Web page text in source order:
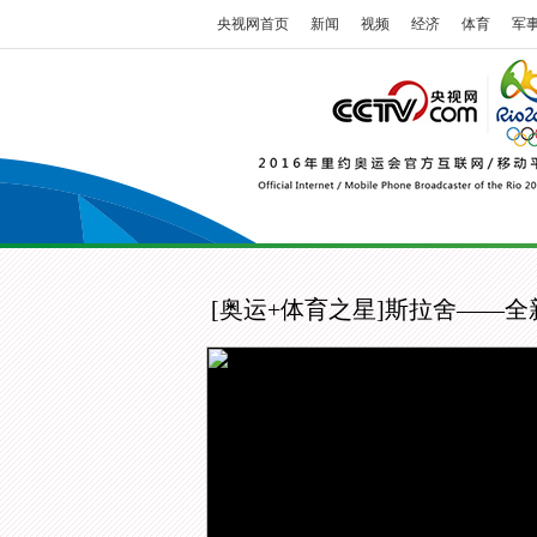
央视网首页 新闻 视频 经济 体育 军
[奥运+体育之星]斯拉舍——全